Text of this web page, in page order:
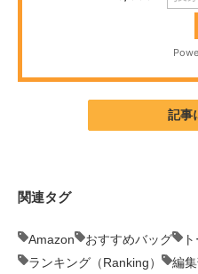
AI活用のいまが分かる
記事
関連タグ
Amazon おすすめバッグ
ランキング（Ranking）
編